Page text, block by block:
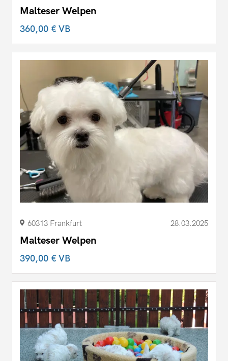
Malteser Welpen
360,00 €VB
60313 Frankfurt 28.03.2025
Malteser Welpen
390,00 €VB